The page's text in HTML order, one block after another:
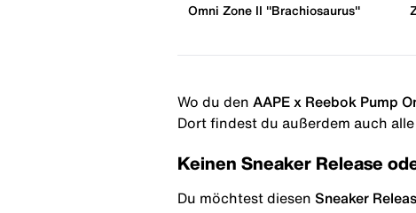
Omni Zone II "Brachiosaurus"
Wo du den AAPE x Reebok Pump
Dort findest du außerdem auch alle
Keinen Sneaker Release
Du möchtest diesen Sneaker